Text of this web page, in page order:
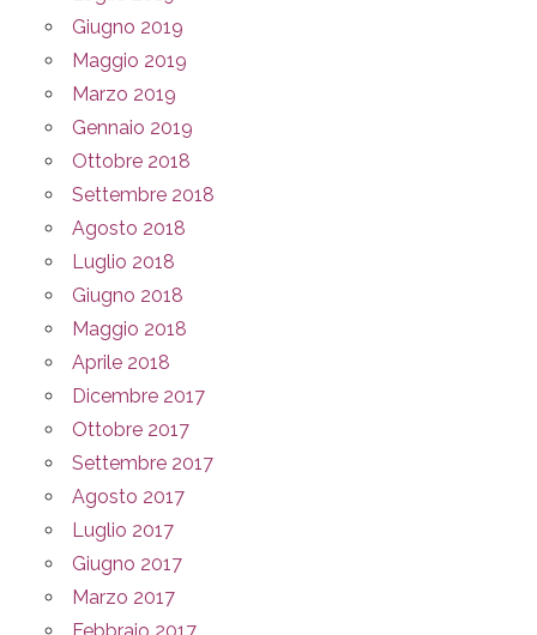
Giugno 2019
Maggio 2019
Marzo 2019
Gennaio 2019
Ottobre 2018
Settembre 2018
Agosto 2018
Luglio 2018
Giugno 2018
Maggio 2018
Aprile 2018
Dicembre 2017
Ottobre 2017
Settembre 2017
Agosto 2017
Luglio 2017
Giugno 2017
Marzo 2017